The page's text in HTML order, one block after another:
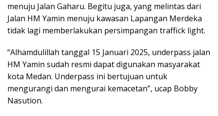
menuju Jalan Gaharu. Begitu juga, yang melintas dari
Jalan HM Yamin menuju kawasan Lapangan Merdeka
tidak lagi memberlakukan persimpangan traffick light.
“Alhamdulillah tanggal 15 Januari 2025, underpass jalan
HM Yamin sudah resmi dapat digunakan masyarakat
kota Medan. Underpass ini bertujuan untuk
mengurangi dan mengurai kemacetan”, ucap Bobby
Nasution.